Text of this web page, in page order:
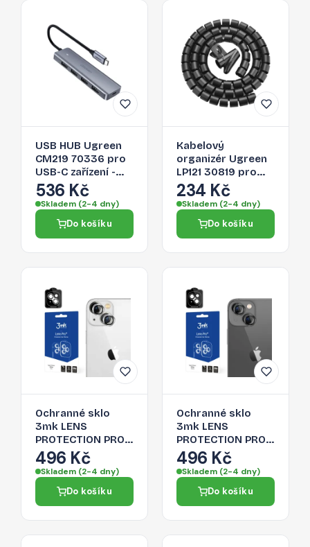
USB HUB Ugreen
CM219 70336 pro
USB-C zařízení -
šedá
536 Kč
Skladem (2-4 dny)
Do košíku
Kabelový
organizér Ugreen
LP121 30819 pro
kabely - černá
234 Kč
Skladem (2-4 dny)
Do košíku
Ochranné sklo
3mk LENS
PROTECTION PRO
pro iPhone 14 Plus
- stříbrná
496 Kč
Skladem (2-4 dny)
Do košíku
Ochranné sklo
3mk LENS
PROTECTION PRO
pro iPhone 14 Plus
- šedá
496 Kč
Skladem (2-4 dny)
Do košíku